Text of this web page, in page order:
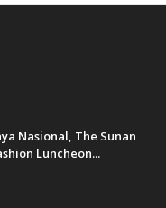
Nasional, The Sunan
Luncheon...